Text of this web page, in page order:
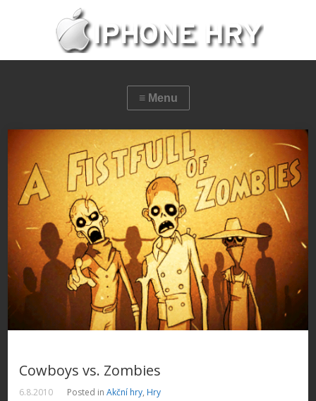
Cowboys vs. Zombies
6.8.2010 Posted inAkční hry, Hry